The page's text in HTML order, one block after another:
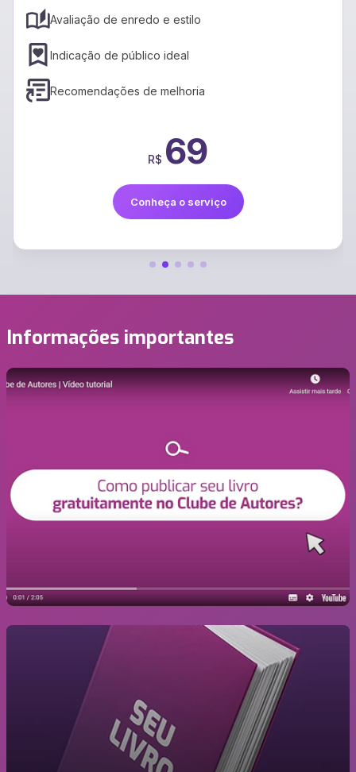
Tradução rápida e precisa
Suporte a vários idiomas
Preservação do estilo
R$ 399
Conheça o serviço
Informações importantes